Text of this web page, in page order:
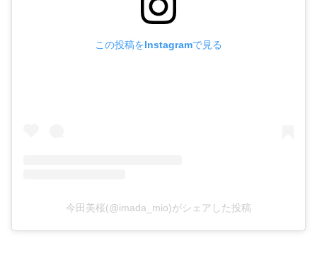
この投稿をInstagramで見る
今田美桜(@imada_mio)がシェアした投稿